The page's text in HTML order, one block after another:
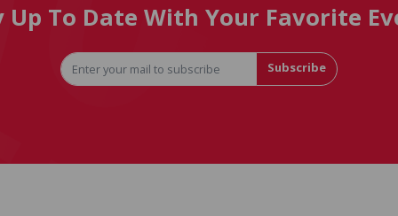
Up To Date With Your Favorite
Subscribe